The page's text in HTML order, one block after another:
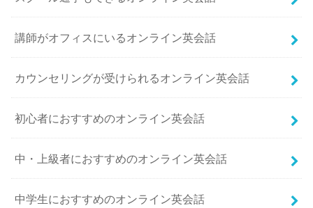
講師がオフィスにいるオンライン英会話
カウンセリングが受けられるオンライン英会話
初心者におすすめのオンライン英会話
中・上級者におすすめのオンライン英会話
中学生におすすめのオンライン英会話